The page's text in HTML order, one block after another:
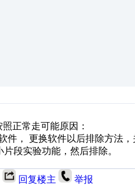
正常走可能原因：
件， 更换软件以后排除方法
段实验功能，然后排除。
回复楼主 举报